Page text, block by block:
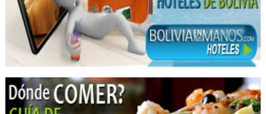
Eventos Sociales
Hospedajes
Hoteles de Sal
Hoteles en el Salar de Uyuni
Universidades
Universidades privadas